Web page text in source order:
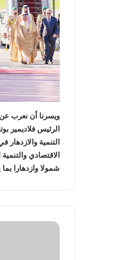
‬شمولا‭ ‬وازدهارا‭ ‬بما‭ ‬يخدم‭ ‬المصالح‭ ‬المشتركة‭ ‬ويحقق‭ ‬الخير‭ ‬والنفع‭ ‬لبلدينا‭ ‬وشعبينا‭ ‬الصديقين‭.‬